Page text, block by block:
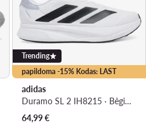
papildoma -15% Kodas: LAST
Trending
adidas
Duramo SL 2 IH8215 · Bėgimo batai
64,99€